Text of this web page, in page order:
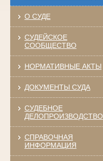
О СУДЕ
СУДЕЙСКОЕ
СООБЩЕСТВО
НОРМАТИВНЫЕ АКТЫ
ДОКУМЕНТЫ СУДА
СУДЕБНОЕ
ДЕЛОПРОИЗВОДСТВО
СПРАВОЧНАЯ
ИНФОРМАЦИЯ